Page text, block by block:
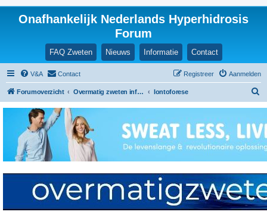
Onafhankelijk Nederlands Hyperhidrosis
Forum
FAQ Zweten Nieuws Informatie Contact
V&A Contact Aanmelden
Registreer
Forumoverzicht Overmatig zweten informatie en ervaringen Iontoforese
k